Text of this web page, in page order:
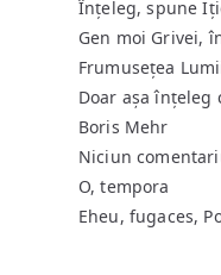
Înțeleg, spune
Gen moi Grivei,
Frumusețea
Doar așa
Boris Mehr
Niciun
O, tempora
Eheu, fugaces,